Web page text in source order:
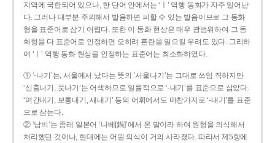
지역에 국한되어 있으나, 한 단어 안에서는 ‘ㅣ’ 역행 동화가 자주 일어난
다. 그러나 대부분 주의해서 발음하면 피할 수 있는 발음이므로 그 동화
형을 표준어로 삼기 어렵다. 또한 이 동화 현상은 매우 광범위하여 그 동
화형을 다 표준어로 인정하면 오히려 혼란을 일으킬 우려도 있다. 그리하
여 ‘ㅣ’ 역행 동화 현상을 인정하는 표준어는 최소화하였다.
① ‘-나기’는, 서울에서 났다는 뜻의 ‘서울나기’는 그대로 쓰임 직하지만
‘신출나기, 풋나기’는 어색하므로 일률적으로 ‘-내기’를 표준으로 삼았다.
‘여간내기, 보통내기, 새내기’ 등의 어휘에서도 마찬가지로 ‘-내기’를 표준
으로 삼는다.
② ‘남비’는 종래 일본어 ‘나베[鍋]’에서 온 말이라 하여 원형을 의식해서
처리했던 것이나, 현대에는 어원 의식이 거의 사라졌다. 따라서 제5항에